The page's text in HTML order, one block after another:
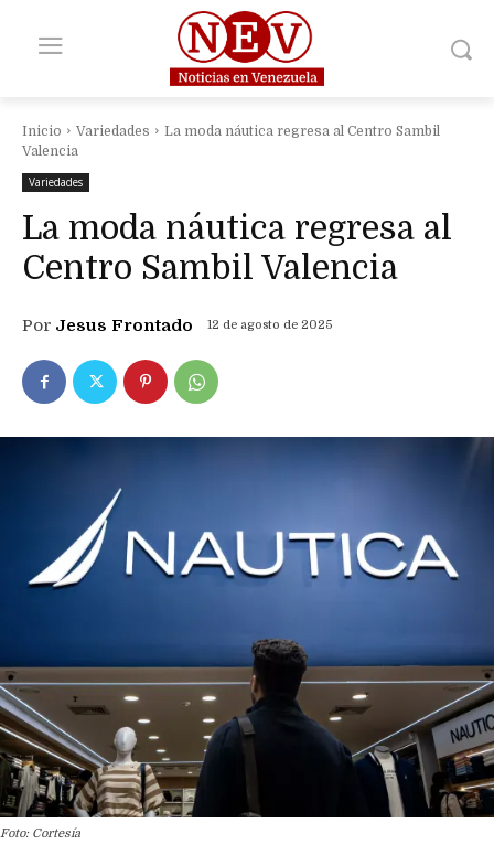
Inicio Variedades
La moda náutica regresa al Centro Sambil
Valencia
Variedades
La moda náutica regresa al
Centro Sambil Valencia
Por Jesus Frontado 12 de agosto de 2025
Foto: Cortesía